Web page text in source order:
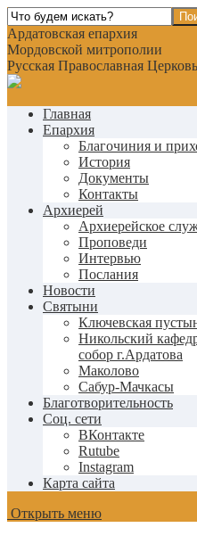
Ардатовская епархия
Мордовской митрополии
Русская Православная
Главная
Епархия
Благочиния и
История
Документы
Контакты
Архиерей
Архиерейское
Проповеди
Интервью
Послания
Новости
Святыни
Ключевская
Никольский
собор г.Ардатова
Маколово
Сабур-Мачкасы
Благотворительность
Соц. сети
ВКонтакте
Rutube
Instagram
Карта сайта
Открыть меню